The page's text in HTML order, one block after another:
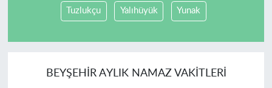
Tuzlukçu Yalıhüyük Yunak
BEYŞEHIR AYLIK NAMAZ VAKITLERI